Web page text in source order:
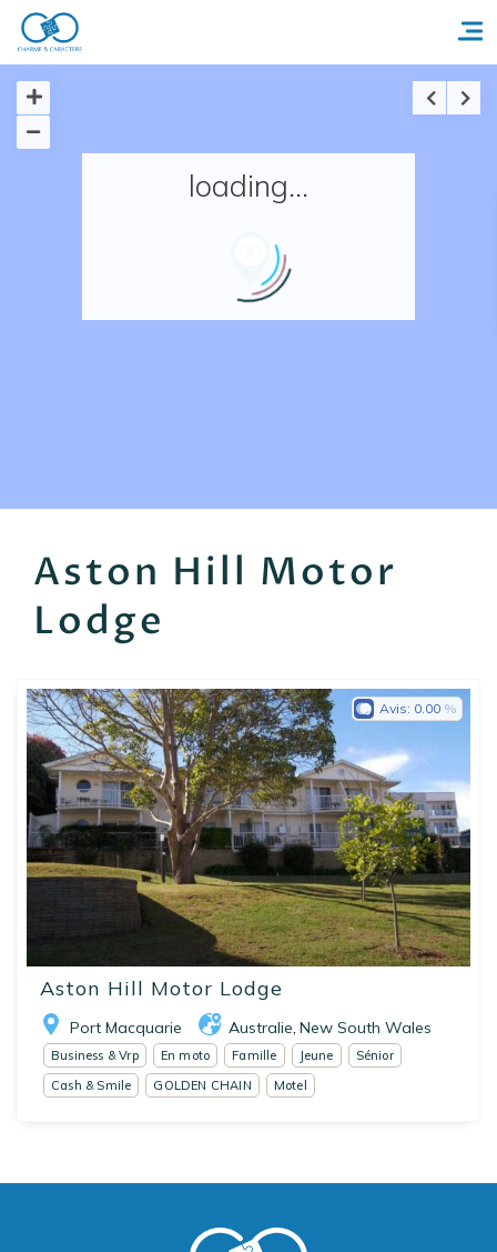
Accueil
Nos adresses en France
loading...
Aston Hill Motor
Lodge
Aston Hill Motor Lodge
Port Macquarie Australie New South Wales
Avis: 0.00
Business & Vrp En moto Famille Jeune
Sénior
Cash & Smile
GOLDEN CHAIN Motel